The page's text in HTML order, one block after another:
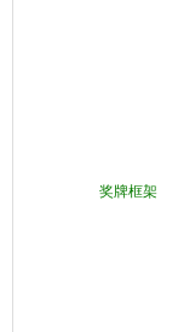
奖牌框架